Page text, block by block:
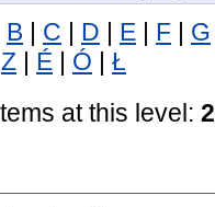
B C D E F G
Z É Ó
Ł
at this level: